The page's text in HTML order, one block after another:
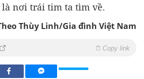
là nơi trái tim ta tìm về.
Thùy Linh/Gia đình Việt Nam
Copy link